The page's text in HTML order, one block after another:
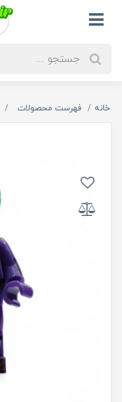
خانه فهرست محصولات